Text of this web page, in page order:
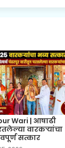
Wari | आषाढी
वारकऱ्यांचा
सत्कार